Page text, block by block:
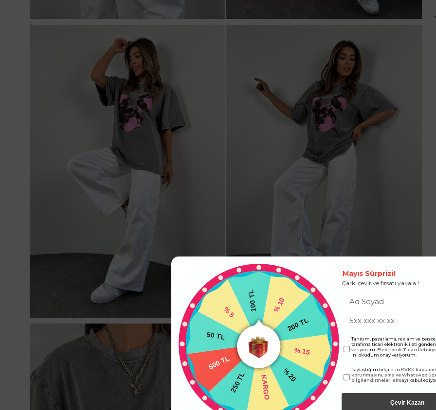
100 TL % 10
200 TL
% 15
% 20
KARGO
250 TL
500 TL
50 TL
% 5
Mayıs Sürprizi!
Çarkı çevir ve fırsatı yakala !
Tanıtım, pazarlama, reklam ve
tarafıma ticari elektronik ileti
veriyorum. Elektronik Ticari İleti
'ni okudum onay veriyorum.
Paylaştığım bilgilerin KVKK
korunmasını, sms ve WhatsApp
bilgilendirmeleri almayı kabul
Çevir Kazan